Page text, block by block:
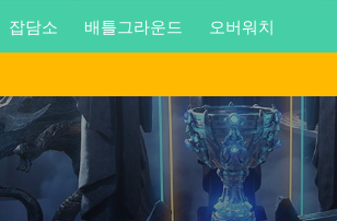
잡담소 배틀그라운드 오버워치